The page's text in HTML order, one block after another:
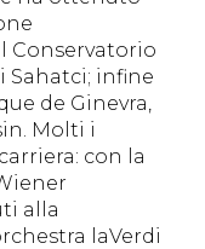
Conservatorio
Sahatci; infine
de Ginevra,
Molti i
con la
alla
laVerdi